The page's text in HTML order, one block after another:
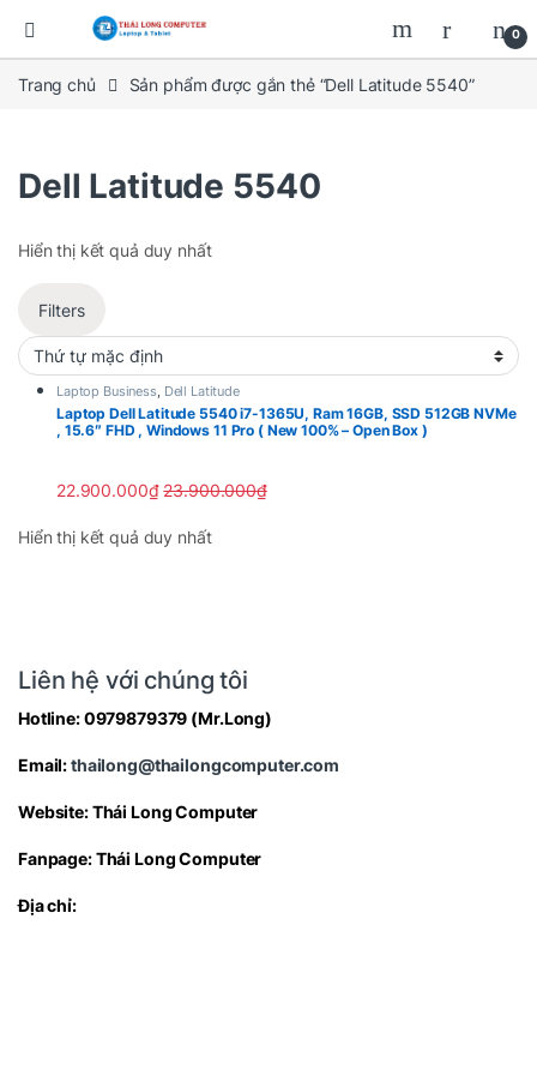
0
Trang chủ Sản phẩm được gắn thẻ “Dell Latitude 5540”
Dell Latitude 5540
Hiển thị kết quả duy nhất
Filters
Laptop Business, Dell Latitude
Laptop Dell Latitude 5540 i7-1365U, Ram 16GB, SSD 512GB NVMe
, 15.6″ FHD , Windows 11 Pro ( New 100% – Open Box )
22.900.000₫ 23.900.000₫
Hiển thị kết quả duy nhất
Liên hệ với chúng tôi
Hotline:0979879379 (Mr.Long)
Email:thailong@thailongcomputer.com
Website:Thái Long Computer
Fanpage:Thái Long Computer
Địa chỉ: